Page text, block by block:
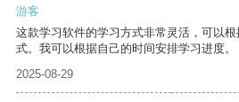
游客
这款学习软件的学习方式非常灵活，可以
式。我可以根据自己的时间安排学习进度。
2025-08-29